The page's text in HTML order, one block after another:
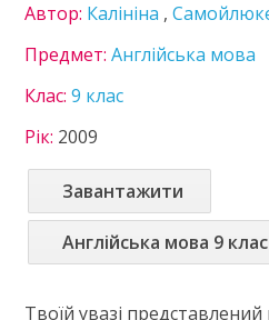
Математика
Мови нац. меншин
Німецька мова
Підприємництво
Технології
Українська література
Українська мова
Фізика
Автор: Калініна ,
Предмет:Англійська мова
Клас:9 клас
Рік: 2009
Завантажити
Англійська мова 9
Твоїй увазі представлений